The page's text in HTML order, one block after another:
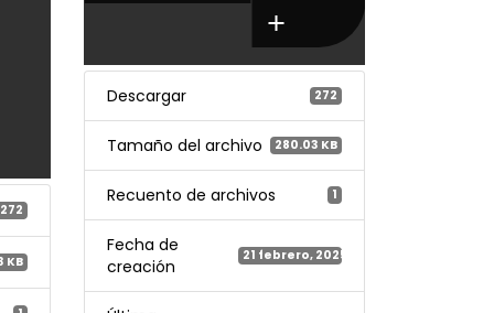
272
KB
Descargar 272
Tamaño del archivo 280.03 KB
Recuento de archivos 1
Fecha de
creación
21 febrero, 2025